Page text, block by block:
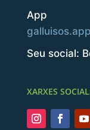
App
Seu social:
XARXES